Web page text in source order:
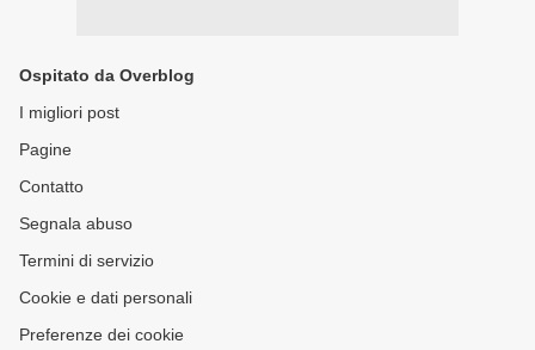
Ospitato da Overblog
I migliori post
Pagine
Contatto
Segnala abuso
Termini di servizio
Cookie e dati personali
Preferenze dei cookie